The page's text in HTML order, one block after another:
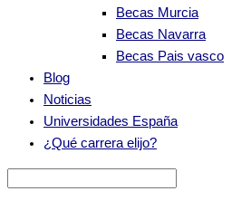
Becas Murcia
Becas Navarra
Becas Pais vasco
Blog
Noticias
Universidades España
¿Qué carrera elijo?